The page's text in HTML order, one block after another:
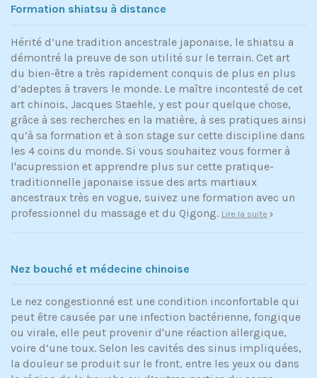
Formation shiatsu à distance
Hérité d’une tradition ancestrale japonaise, le shiatsu a
démontré la preuve de son utilité sur le terrain. Cet art
du bien-être a très rapidement conquis de plus en plus
d’adeptes à travers le monde. Le maître incontesté de cet
art chinois, Jacques Staehle, y est pour quelque chose,
grâce à ses recherches en la matière, à ses pratiques ainsi
qu’à sa formation et à son stage sur cette discipline dans
les 4 coins du monde. Si vous souhaitez vous former à
l'acupression et apprendre plus sur cette pratique-
traditionnelle japonaise issue des arts martiaux
ancestraux très en vogue, suivez une formation avec un
professionnel du massage et du Qigong. Lire la suite
Nez bouché et médecine chinoise
Le nez congestionné est une condition inconfortable qui
peut être causée par une infection bactérienne, fongique
ou virale, elle peut provenir d'une réaction allergique,
voire d’une toux. Selon les cavités des sinus impliquées,
la douleur se produit sur le front, entre les yeux ou dans